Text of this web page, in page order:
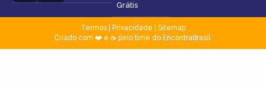
Grátis
Termos| Privacidade
Sitemap
Criado com ❤️ e ☕ pelo time do EncontraBrasil